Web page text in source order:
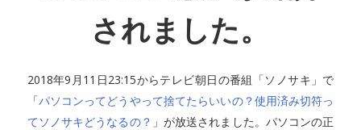
されました。
2018年9月11日23:15からテレビ朝日の番組「ソノサキ」で
「パソコンってどうやって捨てたらいいの？使用済み切符っ
てソノサキどうなるの？ 」が放送されました。パソコンの正